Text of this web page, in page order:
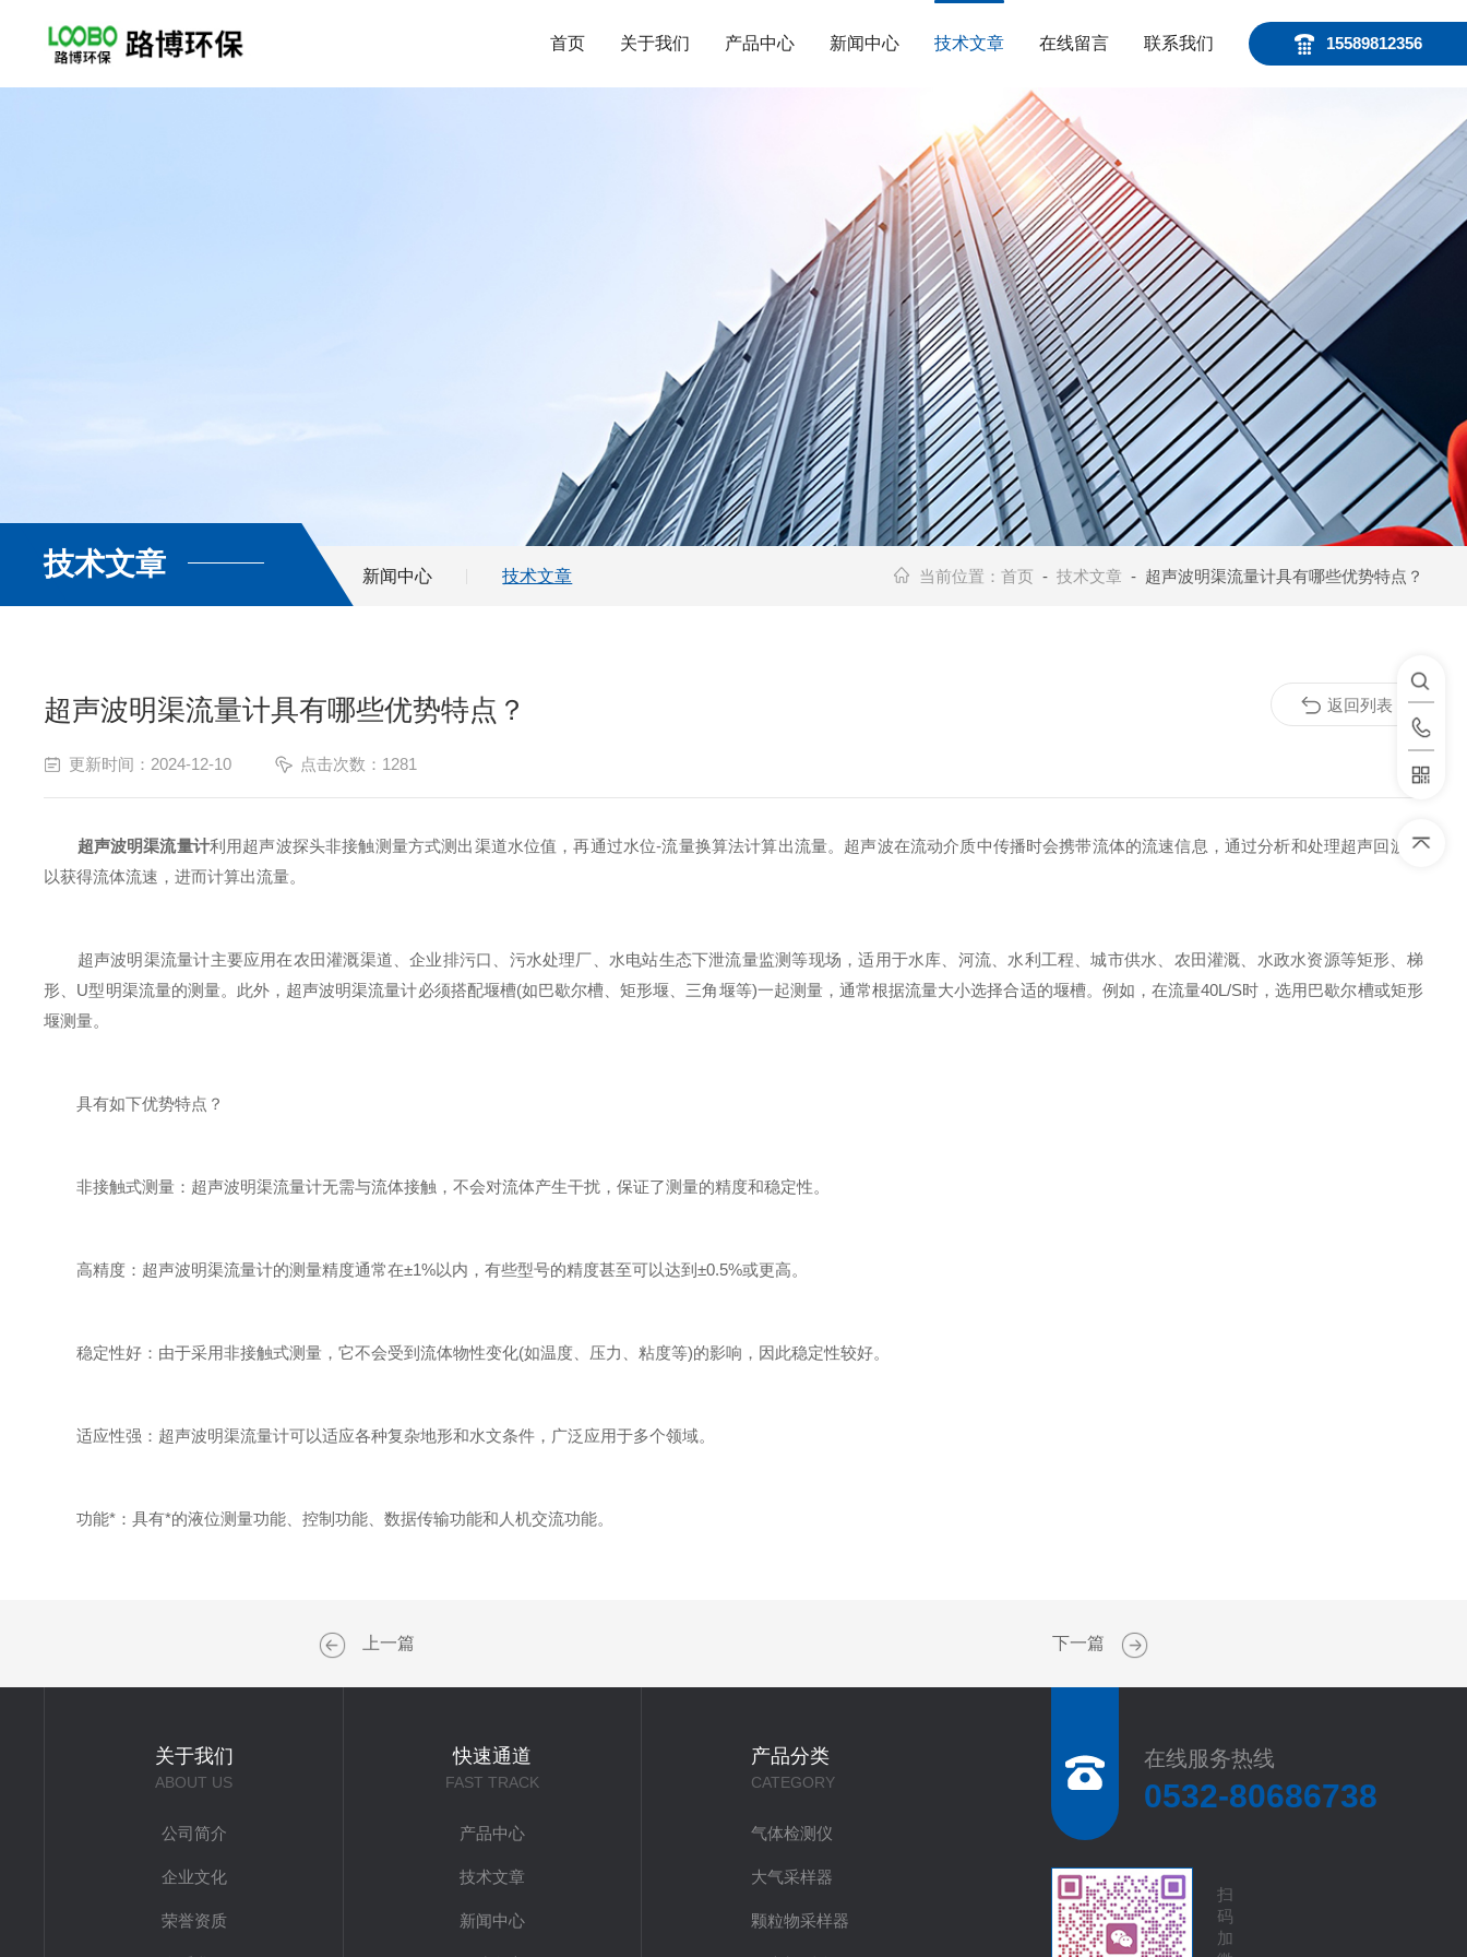
15589812356
首页 关于我们 产品中心 新闻中心 技术文章 在线留言 联系我们
技术文章 新闻中心 技术文章 当前位置： 首页 - 技术文章 - 超声波明渠流量计具有哪些优势特点？
超声波明渠流量计具有哪些优势特点？
更新时间：2024-12-10 点击次数：1281
超声波明渠流量计利用超声波探头非接触测量方式测出渠道水位值，再通过水位-流量换算法计算出流量。超声波在流动介质中传播时会携带流体的流速信息，通过分析和处理超声回波可
以获得流体流速，进而计算出流量。
超声波明渠流量计主要应用在农田灌溉渠道、企业排污口、污水处理厂、水电站生态下泄流量监测等现场，适用于水库、河流、水利工程、城市供水、农田灌溉、水政水资源等矩形、梯
形、U型明渠流量的测量。此外，超声波明渠流量计必须搭配堰槽(如巴歇尔槽、矩形堰、三角堰等)一起测量，通常根据流量大小选择合适的堰槽。例如，在流量40L/S时，选用巴歇尔槽或矩形
堰测量。
具有如下优势特点？
非接触式测量：超声波明渠流量计无需与流体接触，不会对流体产生干扰，保证了测量的精度和稳定性。
高精度：超声波明渠流量计的测量精度通常在±1%以内，有些型号的精度甚至可以达到±0.5%或更高。
稳定性好：由于采用非接触式测量，它不会受到流体物性变化(如温度、压力、粘度等)的影响，因此稳定性较好。
适应性强：超声波明渠流量计可以适应各种复杂地形和水文条件，广泛应用于多个领域。
功能*：具有*的液位测量功能、控制功能、数据传输功能和人机交流功能。
返回列表
上一篇 下一篇
关于我们
ABOUT US
公司简介
企业文化
荣誉资质
快速通道
FAST TRACK
产品中心
技术文章
新闻中心
产品分类
CATEGORY
气体检测仪
大气采样器
颗粒物采样器
在线服务热线
0532-80686738
扫
码
加